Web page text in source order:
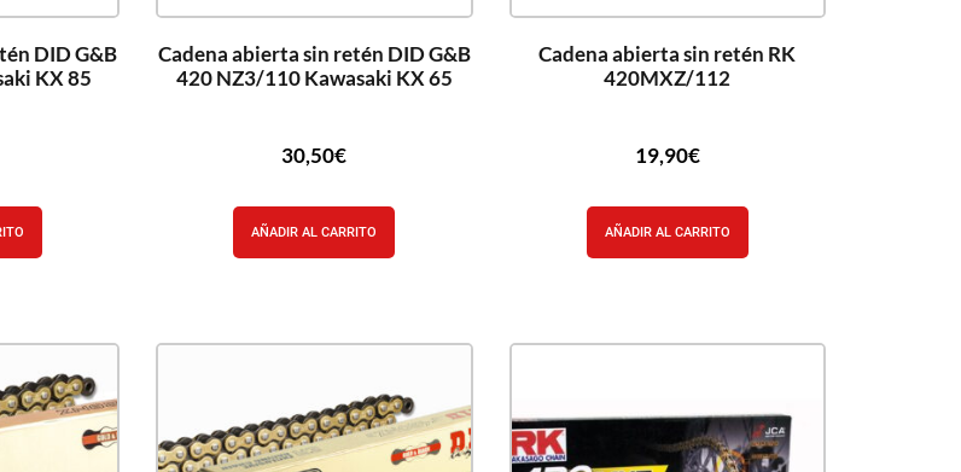
DID G&B
KX 85
Cadena abierta sin retén DID G&B
420 NZ3/110 Kawasaki KX 65
30,50€
AÑADIR AL CARRITO
Cadena abierta sin retén RK
420MXZ/112
19,90€
AÑADIR AL CARRITO